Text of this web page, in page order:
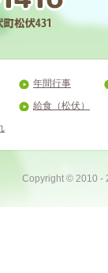
年間行事
給食（松伏）
Copyright © 2010 -